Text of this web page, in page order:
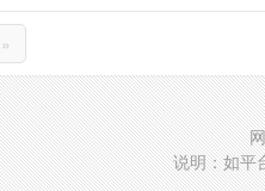
»
说明：如平